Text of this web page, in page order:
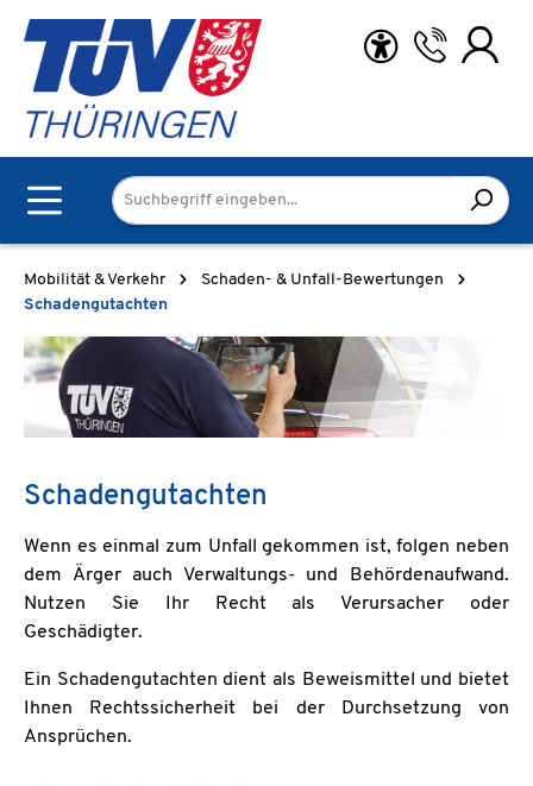
Zum Hauptinhalt springen
Mobilität & Verkehr
Schaden- & Unfall-Bewertungen
Schadengutachten
Schadengutachten
Wenn es einmal zum Unfall gekommen ist, folgen neben
dem Ärger auch Verwaltungs- und Behördenaufwand.
Nutzen Sie Ihr Recht als Verursacher oder
Geschädigter.
Ein Schadengutachten dient als Beweismittel und bietet
Ihnen Rechtssicherheit bei der Durchsetzung von
Ansprüchen.